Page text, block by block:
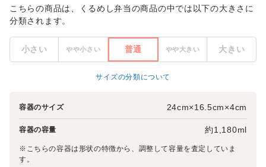
こちらの商品は、くるめし弁当の商品の中では以下の大きさに
分類されます。
小さい やや小さい 普通 やや大きい 大きい
サイズの分類について
容器のサイズ 24cm×16.5cm×4cm
容器の容量 約1,180ml
※こちらの容器は形状の特徴から、調整して容量を査定していま
す。